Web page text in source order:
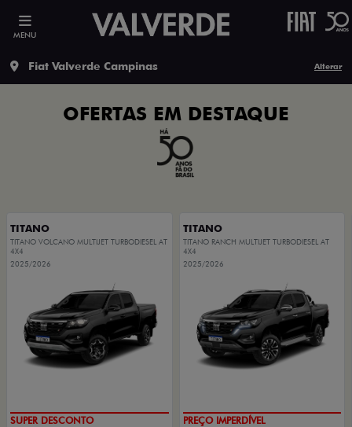
MENU
Fiat Valverde Campinas Alterar
OFERTAS EM DESTAQUE
TITANO
TITANO VOLCANO MULTIJET TURBODIESEL AT
4X4
2025/2026
OPORTUNIDADE
TITANO
TITANO RANCH MULTIJET TURBODIESEL AT
4X4
2025/2026
EXCLUSIVO